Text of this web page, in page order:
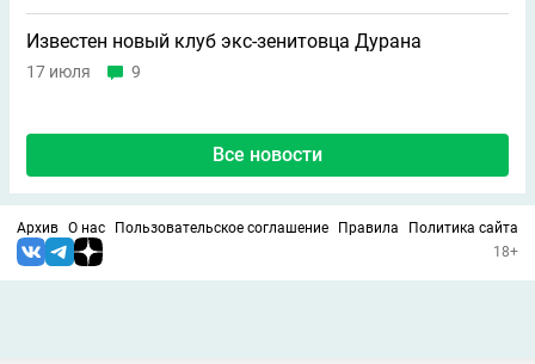
Известен новый клуб экс-зенитовца Дурана
17 июля 9
Все новости
Архив О нас Пользовательское соглашение Правила
Политика сайта
18+